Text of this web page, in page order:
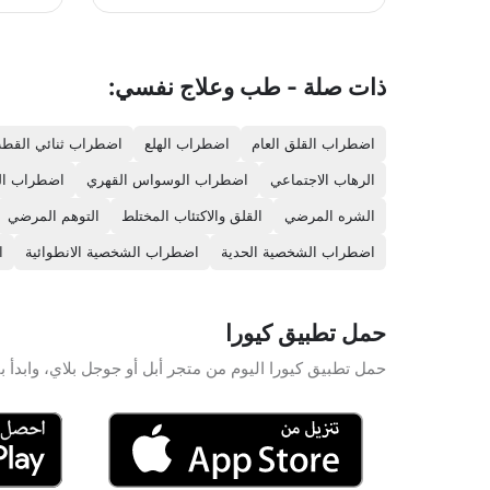
جسمه من السعرات الحرارية والمغذيات
ذات صلة - طب وعلاج نفسي:
اضطراب القلق العام اضطراب الهلع اضطراب ثنائي
الرهاب الاجتماعي اضطراب الوسواس القهري اضطراب
الشره المرضي القلق والاكتئاب المختلط التوهم المرضي
اضطراب الشخصية الحدية اضطراب الشخصية الانطوائية
حمل تطبيق كيورا
حمل تطبيق كيورا اليوم من متجر أبل أو جوجل بلاي، وابدأ